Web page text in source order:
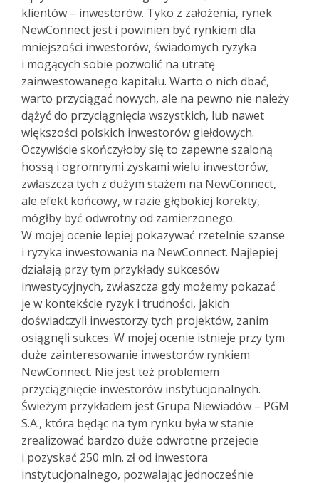
klientów – inwestorów. Tyko z założenia, rynek
NewConnect jest i powinien być rynkiem dla
mniejszości inwestorów, świadomych ryzyka
i mogących sobie pozwolić na utratę
zainwestowanego kapitału. Warto o nich dbać,
warto przyciągać nowych, ale na pewno nie należy
dążyć do przyciągnięcia wszystkich, lub nawet
większości polskich inwestorów giełdowych.
Oczywiście skończyłoby się to zapewne szaloną
hossą i ogromnymi zyskami wielu inwestorów,
zwłaszcza tych z dużym stażem na NewConnect,
ale efekt końcowy, w razie głębokiej korekty,
mógłby być odwrotny od zamierzonego.
W mojej ocenie lepiej pokazywać rzetelnie szanse
i ryzyka inwestowania na NewConnect. Najlepiej
działają przy tym przykłady sukcesów
inwestycyjnych, zwłaszcza gdy możemy pokazać
je w kontekście ryzyk i trudności, jakich
doświadczyli inwestorzy tych projektów, zanim
osiągnęli sukces. W mojej ocenie istnieje przy tym
duże zainteresowanie inwestorów rynkiem
NewConnect. Nie jest też problemem
przyciągnięcie inwestorów instytucjonalnych.
Świeżym przykładem jest Grupa Niewiadów – PGM
S.A., która będąc na tym rynku była w stanie
zrealizować bardzo duże odwrotne przejecie
i pozyskać 250 mln. zł od inwestora
instytucjonalnego, pozwalając jednocześnie